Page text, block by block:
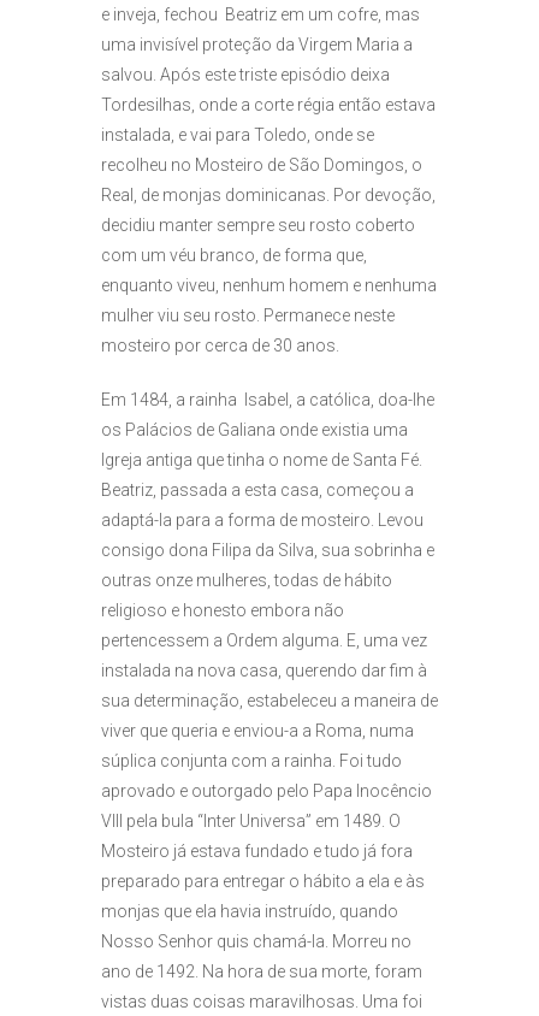
e inveja, fechou Beatriz em um cofre, mas
uma invisível proteção da Virgem Maria a
salvou. Após este triste episódio deixa
Tordesilhas, onde a corte régia então estava
instalada, e vai para Toledo, onde se
recolheu no Mosteiro de São Domingos, o
Real, de monjas dominicanas. Por devoção,
decidiu manter sempre seu rosto coberto
com um véu branco, de forma que,
enquanto viveu, nenhum homem e nenhuma
mulher viu seu rosto. Permanece neste
mosteiro por cerca de 30 anos.
Em 1484, a rainha Isabel, a católica, doa-lhe
os Palácios de Galiana onde existia uma
Igreja antiga que tinha o nome de Santa Fé.
Beatriz, passada a esta casa, começou a
adaptá-la para a forma de mosteiro. Levou
consigo dona Filipa da Silva, sua sobrinha e
outras onze mulheres, todas de hábito
religioso e honesto embora não
pertencessem a Ordem alguma. E, uma vez
instalada na nova casa, querendo dar fim à
sua determinação, estabeleceu a maneira de
viver que queria e enviou-a a Roma, numa
súplica conjunta com a rainha. Foi tudo
aprovado e outorgado pelo Papa Inocêncio
VIII pela bula “Inter Universa” em 1489. O
Mosteiro já estava fundado e tudo já fora
preparado para entregar o hábito a ela e às
monjas que ela havia instruído, quando
Nosso Senhor quis chamá-la. Morreu no
ano de 1492. Na hora de sua morte, foram
vistas duas coisas maravilhosas. Uma foi